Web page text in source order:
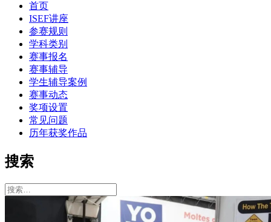
首页
ISEF讲座
参赛规则
学科类别
赛事报名
赛事辅导
学生辅导案例
赛事动态
奖项设置
常见问题
历年获奖作品
搜索
搜